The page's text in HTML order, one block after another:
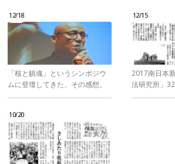
12/18
「核と鎮魂」というシンポジウ
ムに登壇してきた、その感想。
12/15
2017南日本
法研究所」
10/20